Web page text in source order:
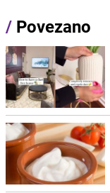
/ Povezano